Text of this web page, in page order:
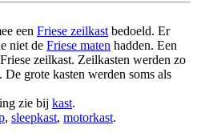
een Friese zeilkast bedoeld. Er
niet de Friese maten hadden. Een
zeilkast. Zeilkasten werden zo
grote kasten werden soms als
zie bij kast.
, sleepkast, motorkast.